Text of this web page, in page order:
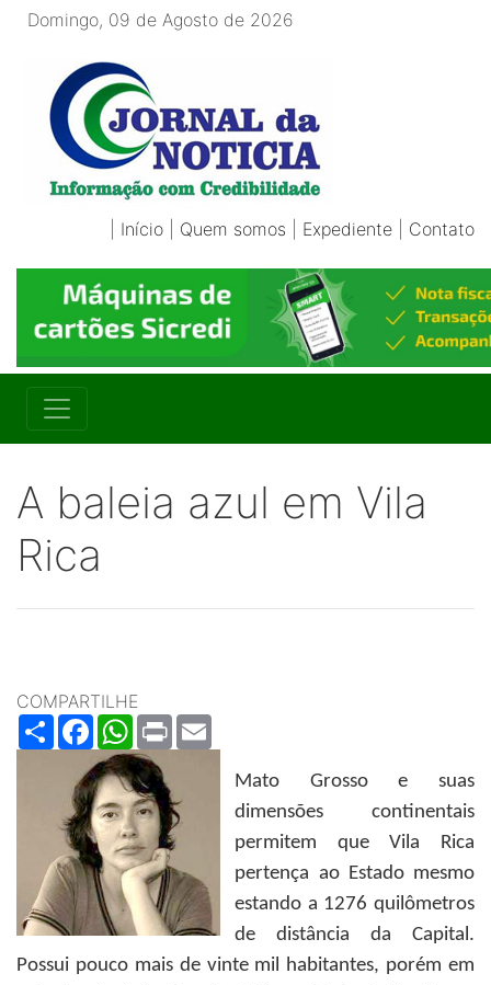
Domingo, 09 de Agosto de 2026
Início Quem somos Expediente Contato
A baleia azul em Vila
Rica
COMPARTILHE
ShareFacebookWhatsApp
Print
Mato Grosso e suas
dimensões continentais
permitem que Vila Rica
pertença ao Estado mesmo
estando a 1276 quilômetros
de distância da Capital.
Possui pouco mais de vinte mil habitantes, porém em